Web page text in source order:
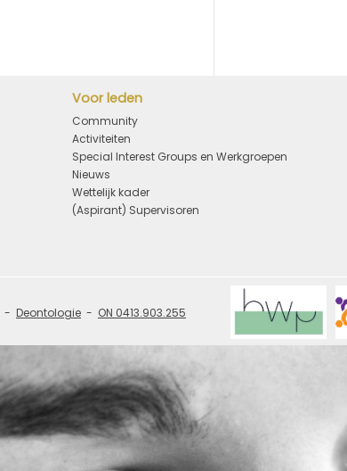
Voor leden
Community
Activiteiten
Special Interest Groups en Werkgroepen
Nieuws
Wettelijk kader
(Aspirant) Supervisoren
Deontologie ON 0413.903.255